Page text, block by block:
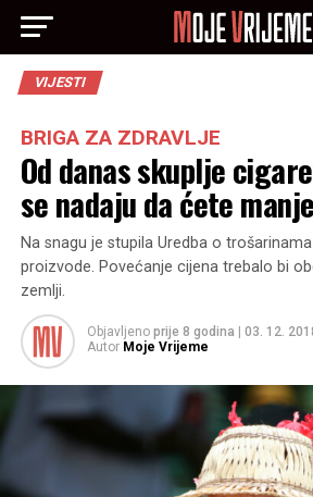
VIJESTI
BRIGA ZA ZDRAVLJE
Od danas skuplje
se nadaju da ćete
Na snagu je stupila Uredba o
proizvode. Povećanje cijena trebalo bi
zemlji.
Objavljeno prije 8 godina
03. 12.
Autor Moje Vrijeme